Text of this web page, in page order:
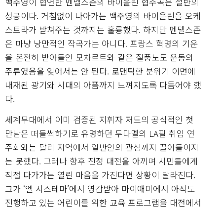
성공이다. 거침없이 나아가는 백주영의 바이올린을 오케
스트라가 받쳐주는 것까지는 훌륭했다. 하지만 멘델스존
은 마냥 낭만적인 작곡가는 아니다. 프랑스 혁명의 기운
을 온전히 받아들인 모차르트와 같은 질풍노도 운동의
주류였음을 잊어서는 안 된다. 로맨틱한 분위기 이면에
내재된 광기와 시대의 아픔까지 느껴지도록 다듬어야 했
다.
세계무대에서 이미 검증된 지휘자 저드의 공식적인 첫
만남은 떠들썩하기로 유명하던 두다멜의 LA필 취임 연
주회와는 달리 지역에서 일반인의 관심까지 끌어들이지
는 못했다. 그러나 향후 진정 대전을 아끼며 시민들에게
직접 다가가는 열린 마음을 가진다면 상황이 달라진다.
그가 ‘엘 시스테마’에서 영감받아 마이애미에서 아직도
진행하고 있는 어린이를 위한 교육 프로그램을 대전에서